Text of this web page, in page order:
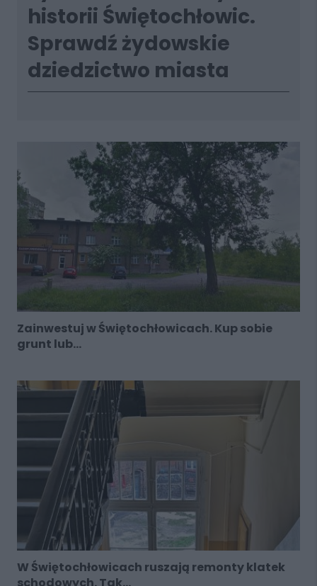
historii Świętochłowic.
Sprawdź żydowskie
dziedzictwo miasta
Zainwestuj w Świętochłowicach. Kup sobie
grunt lub...
W Świętochłowicach ruszają remonty klatek
schodowych. Tak...